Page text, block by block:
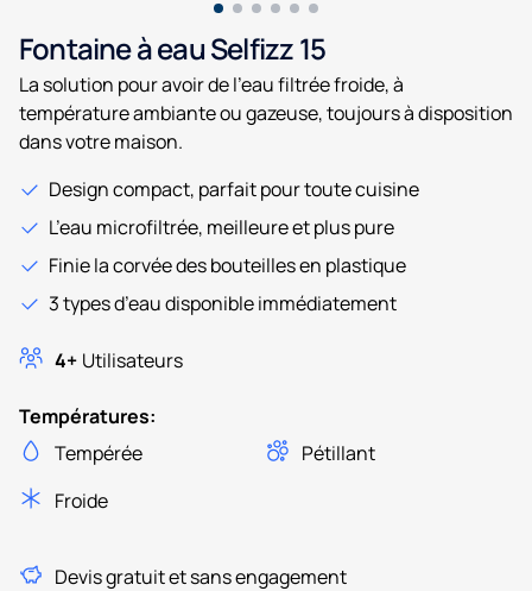
Fontaine à eau Selfizz 15
La solution pour avoir de l’eau filtrée froide, à
température ambiante ou gazeuse, toujours à disposition
dans votre maison.
Design compact, parfait pour toute cuisine
L’eau microfiltrée, meilleure et plus pure
Finie la corvée des bouteilles en plastique
3 types d’eau disponible immédiatement
4+ Utilisateurs
Températures:
Tempérée
Pétillant
Froide
Devis gratuit et sans engagement